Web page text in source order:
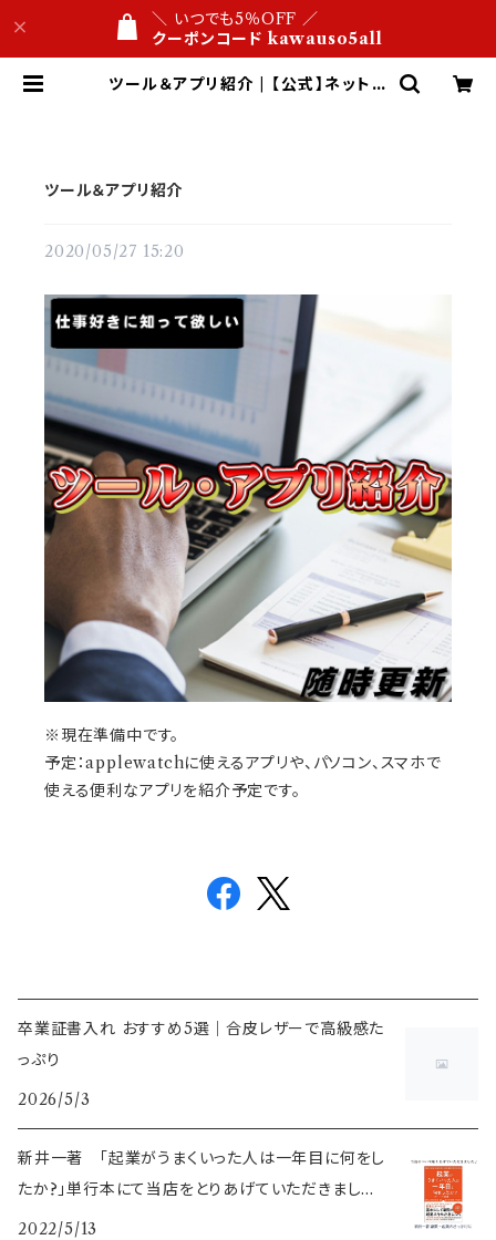
＼ いつでも5％OFF ／
クーポンコード kawauso5all
ツール＆アプリ紹介 | 【公式】ネットシ
ツール＆アプリ紹介
2020/05/27 15:20
※現在準備中です。
予定：applewatchに使えるアプリや、パソコン、スマホで
使える便利なアプリを紹介予定です。
卒業証書入れ おすすめ5選｜合皮レザーで高級感た
っぷり
2026/5/3
新井一著 「起業がうまくいった人は一年目に何をし
たか?」単行本にて当店をとりあげていただきました
♪
2022/5/13